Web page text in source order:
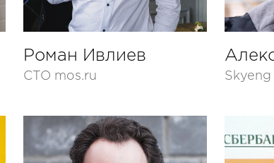
Роман Ивлиев
CTO mos.ru Skyeng